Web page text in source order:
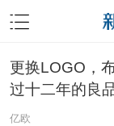
更换LOGO，
过十二年的良
亿欧